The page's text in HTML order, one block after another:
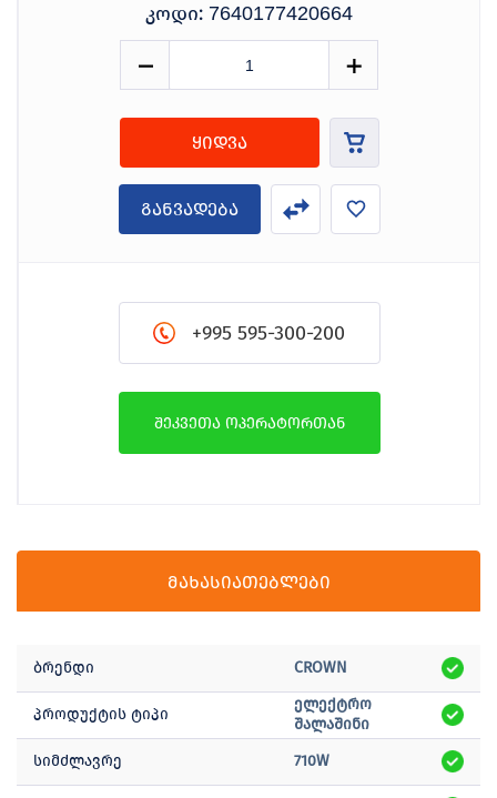
კოდი: 7640177420664
ყიდვა
განვადება
+995 595-300-200
შეკვეთა ოპერატორთან
მახასიათებლები
ბრენდი CROWN
პროდუქტის ტიპი
ელექტრო
შალაშინი
სიმძლავრე
710W